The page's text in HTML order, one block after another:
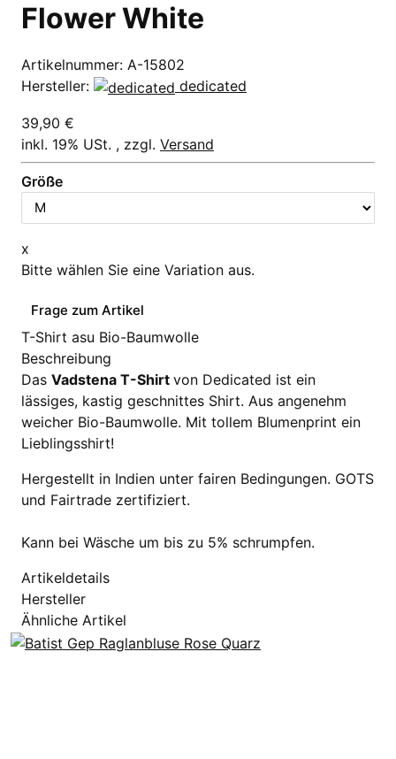
Flower White
Artikelnummer: A-15802
Hersteller:
dedicated
39,90 €
inkl. 19% USt. , zzgl. Versand
Größe
x
Bitte wählen Sie eine Variation aus.
Frage zum Artikel
T-Shirt asu Bio-Baumwolle
Beschreibung
Das Vadstena T-Shirt von Dedicated ist ein
lässiges, kastig geschnittes Shirt. Aus angenehm
weicher Bio-Baumwolle. Mit tollem Blumenprint ein
Lieblingsshirt!
Hergestellt in Indien unter fairen Bedingungen. GOTS
und Fairtrade zertifiziert.
Kann bei Wäsche um bis zu 5% schrumpfen.
Artikeldetails
Hersteller
Ähnliche Artikel